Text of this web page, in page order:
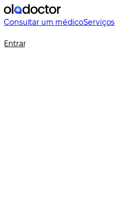
Consultar um médicoServiços
Entrar